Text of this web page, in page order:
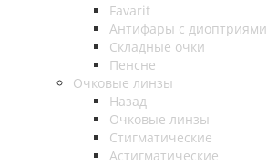
Favarit
Антифары с диоптриями
Складные очки
Пенсне
Очковые линзы
Назад
Очковые линзы
Стигматические
Астигматические